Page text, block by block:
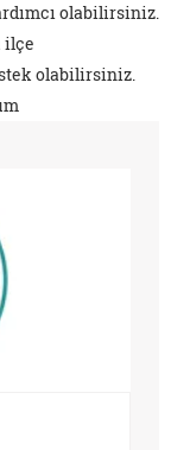
olabilirsiniz.
ilçe
olabilirsiniz.